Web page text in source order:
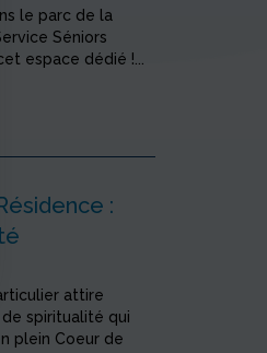
le parc de la
Séniors
espace dédié !...
:
attire
spiritualité qui
plein Coeur de